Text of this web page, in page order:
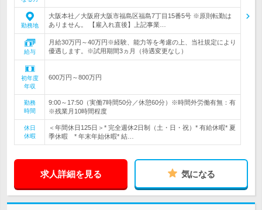
勤務地
大阪本社／大阪府大阪市福島区福島7丁目15番5号 ※原則転勤は
ありません。 【雇入れ直後】上記事業…
給与
月給30万円～40万円※経験、能力等を考慮の上、当社規定により
優遇します。※試用期間3ヵ月（待遇変更なし）
初年度
年収
600万円～800万円
勤務
時間
9:00～17:50（実働7時間50分／休憩60分）※時間外労働有無：有
※残業月10時間程度
休日
休暇
＜年間休日125日＞* 完全週休2日制（土・日・祝）* 有給休暇* 夏
季休暇 * 年末年始休暇* 結…
求人詳細を見る 気になる